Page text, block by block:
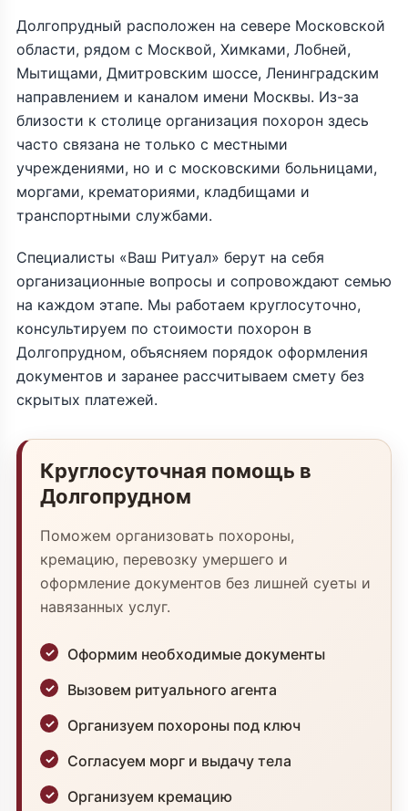
Долгопрудный расположен на севере Московской
области, рядом с Москвой, Химками, Лобней,
Мытищами, Дмитровским шоссе, Ленинградским
направлением и каналом имени Москвы. Из-за
близости к столице организация похорон здесь
часто связана не только с местными
учреждениями, но и с московскими больницами,
моргами, крематориями, кладбищами и
транспортными службами.
Специалисты «Ваш Ритуал» берут на себя
организационные вопросы и сопровождают семью
на каждом этапе. Мы работаем круглосуточно,
консультируем по стоимости похорон в
Долгопрудном, объясняем порядок оформления
документов и заранее рассчитываем смету без
скрытых платежей.
Круглосуточная помощь в
Долгопрудном
Поможем организовать похороны,
кремацию, перевозку умершего и
оформление документов без лишней суеты и
навязанных услуг.
Оформим необходимые документы
Вызовем ритуального агента
Организуем похороны под ключ
Согласуем морг и выдачу тела
Организуем кремацию